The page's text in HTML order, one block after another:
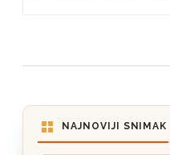
NAJNOVIJI SNIMAK